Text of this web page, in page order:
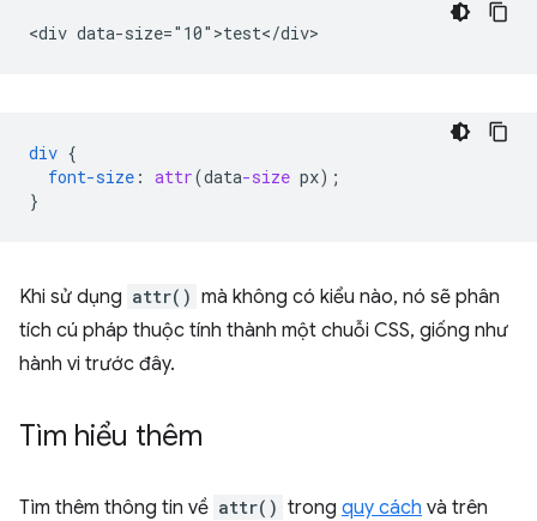
div {
font-size : attr(data-size px);
}
Khi sử dụng attr() mà không có kiểu nào, nó sẽ phân
tích cú pháp thuộc tính thành một chuỗi CSS, giống như
hành vi trước đây.
Tìm hiểu thêm
Tìm thêm thông tin về attr() trong quy cách và trên